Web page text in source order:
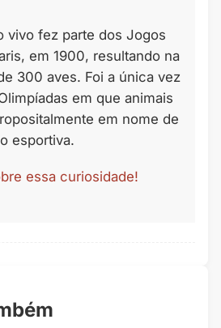
vivo fez parte dos Jogos
em 1900, resultando na
300 aves. Foi a única vez
em que animais
em nome de
esportiva.
essa curiosidade!